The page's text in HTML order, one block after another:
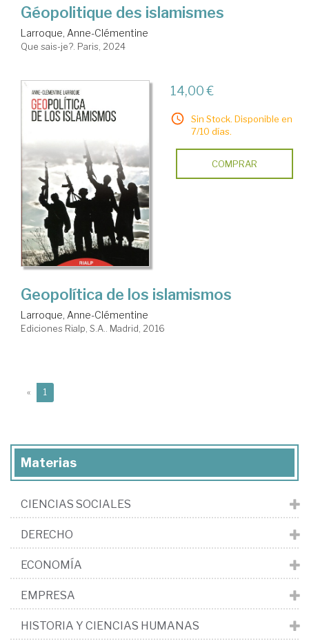
Géopolitique des islamismes
Larroque, Anne-Clémentine
Que sais-je?. Paris, 2024
14,00 €
Sin Stock. Disponible en
7/10 días.
COMPRAR
Geopolítica de los islamismos
Larroque, Anne-Clémentine
Ediciones Rialp, S.A.. Madrid, 2016
« 1
Materias
CIENCIAS SOCIALES
DERECHO
ECONOMÍA
EMPRESA
HISTORIA Y CIENCIAS HUMANAS